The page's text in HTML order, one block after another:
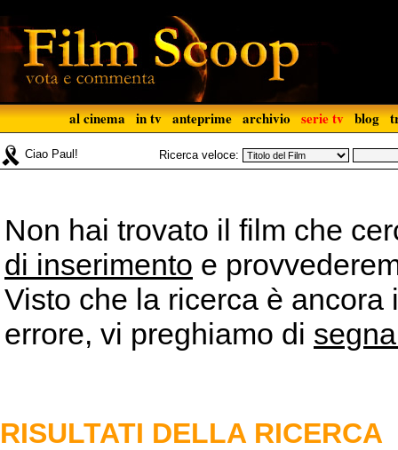
al cinema in tv anteprime archivio serie tv blog
Ciao Paul! Ricerca veloce:
Non hai trovato il film che
di inserimento e
Visto che la ricerca è
errore, vi preghiamo di
RISULTATI DELLA RICERCA